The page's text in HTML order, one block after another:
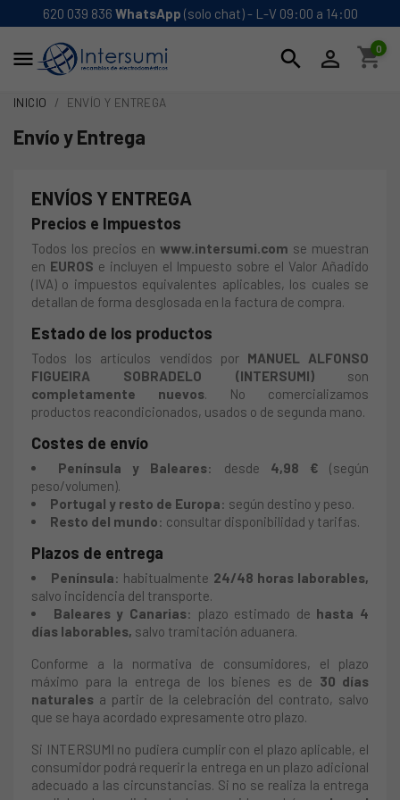
620 039 836 WhatsApp (solo chat) - L-V 09:00 a 14:00
 search  shopping_cart
0
INICIO ENVÍO Y ENTREGA
Envío y Entrega
ENVÍOS Y ENTREGA
Precios e Impuestos
Todos los precios en www.intersumi.com se muestran
en EUROS e incluyen el Impuesto sobre el Valor Añadido
(IVA) o impuestos equivalentes aplicables, los cuales se
detallan de forma desglosada en la factura de compra.
Estado de los productos
Todos los artículos vendidos por MANUEL ALFONSO
FIGUEIRA SOBRADELO (INTERSUMI)son
completamente nuevos. No comercializamos
productos reacondicionados, usados o de segunda mano.
Costes de envío
Península y Baleares: desde 4,98 € (según
peso/volumen).
Portugal y resto de Europa: según destino y peso.
Resto del mundo: consultar disponibilidad y tarifas.
Plazos de entrega
Península: habitualmente 24/48 horas laborables,
salvo incidencia del transporte.
Baleares y Canarias: plazo estimado de hasta 4
días laborables, salvo tramitación aduanera.
Conforme a la normativa de consumidores, el plazo
máximo para la entrega de los bienes es de 30 días
naturales a partir de la celebración del contrato, salvo
que se haya acordado expresamente otro plazo.
Si INTERSUMI no pudiera cumplir con el plazo aplicable, el
consumidor podrá requerir la entrega en un plazo adicional
adecuado a las circunstancias. Si no se realiza la entrega